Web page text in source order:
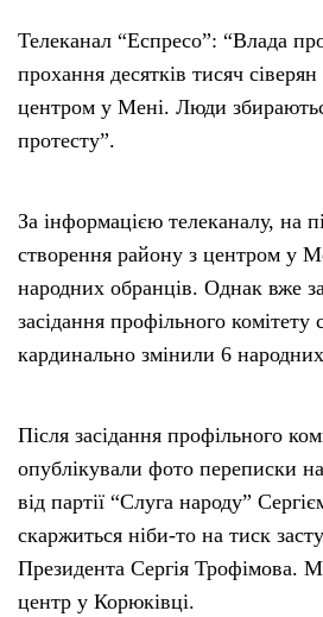
Телеканал “Еспресо”: “Влада
прохання десятків тисяч
центром у Мені. Люди
протесту”.
За інформацією телеканалу, на
створення району з центром у
народних обранців. Однак вже
засідання профільного комітету
кардинально змінили 6
Після засідання профільного
опублікували фото переписки
від партії “Слуга народу”
скаржиться ніби-то на тиск
Президента Сергія Трофімова.
центр у Корюківці.